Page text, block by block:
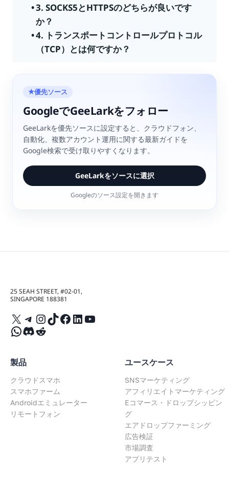
3. SOCKS5とHTTPSのどちらが良いです
か？
4. トランスポートコントロールプロトコル
（TCP）とは何ですか？
★優先ソース
GoogleでGeeLarkをフォロー
GeeLarkを優先ソースに設定すると、クラウドフォン、
自動化、複数アカウント運用に関する最新ガイドを
Google検索で受け取りやすくなります。
GeeLarkをソースに選択
Googleのソース設定を開きます
25 SEAH STREET, #02-01,
SINGAPORE 188381
X Telegram
Instagram
TikTok
Facebook
LinkedIn
YouTube
WhatsApp
Discord
Reddit
製品
クラウドスマホ
スマホファーム
Androidエミュレーター
リモートフォン
ユースケース
SNSマーケティング
アフィリエイトマーケティング
Eコマース・ドロップシッピン
グ
エアドロップファーミング
広告検証
市場調査
アプリテスト